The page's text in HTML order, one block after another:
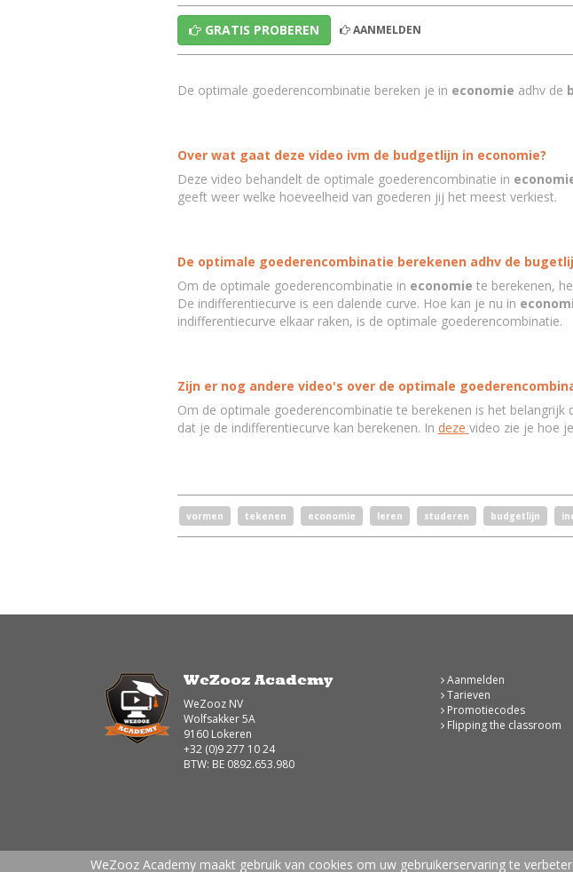
GRATIS PROBEREN AANMELDEN
De optimale goederencombinatie bereken je in economie adhv de
Over wat gaat deze video ivm de budgetlijn in economie?
Deze video behandelt de optimale goederencombinatie in
geeft weer welke hoeveelheid van goederen jij het meest verkiest.
De optimale goederencombinatie berekenen adhv de
Om de optimale goederencombinatie in economie te berekenen,
De indifferentiecurve is een dalende curve. Hoe kan je nu in
indifferentiecurve elkaar raken, is de optimale goederencombinatie.
Zijn er nog andere video's over de optimale
Om de optimale goederencombinatie te berekenen is het belangrijk
dat je de indifferentiecurve kan berekenen. In deze video zie je hoe
vormen tekenen economie leren studeren budgetlijn
WeZooz Academy
WeZooz NV
Wolfsakker 5A
9160 Lokeren
+32 (0)9 277 10 24
BTW: BE 0892.653.980
Aanmelden
Tarieven
Promotiecodes
Flipping the classroom
WeZooz Academy maakt gebruik van cookies om uw gebruikerservaring te